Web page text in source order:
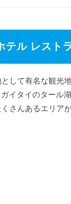
テル レスト
して有名な観光
イタイのタール
さんあるエリア